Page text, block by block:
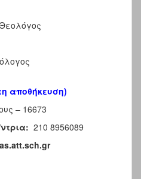
αποθήκευση)
– 16673
210 8956089